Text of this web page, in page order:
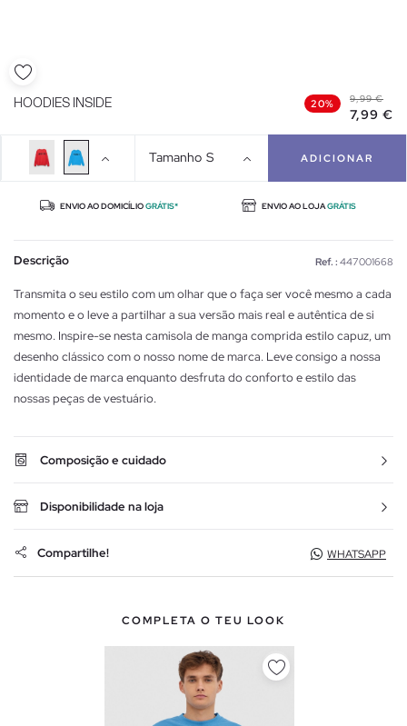
HOODIES INSIDE 20% 9,99 €
7,99 €
Tamanho S ADICIONAR
ENVIO AO DOMICÍLIOGRÁTIS* ENVIO AO LOJAGRÁTIS
Descrição Ref. : 447001668
Transmita o seu estilo com um olhar que o faça ser você mesmo a cada
momento e o leve a partilhar a sua versão mais real e autêntica de si
mesmo. Inspire-se nesta camisola de manga comprida estilo capuz, um
desenho clássico com o nosso nome de marca. Leve consigo a nossa
identidade de marca enquanto desfruta do conforto e estilo das
nossas peças de vestuário.
Composição e cuidado
Disponibilidade na loja
Compartilhe! WHATSAPP
COMPLETA O TEU LOOK